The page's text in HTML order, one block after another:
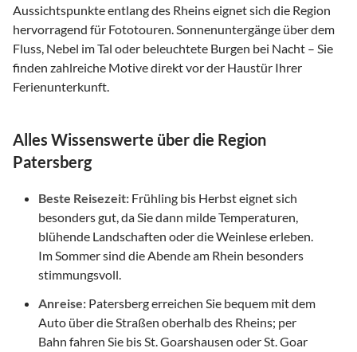
Aussichtspunkte entlang des Rheins eignet sich die Region
hervorragend für Fototouren. Sonnenuntergänge über dem
Fluss, Nebel im Tal oder beleuchtete Burgen bei Nacht – Sie
finden zahlreiche Motive direkt vor der Haustür Ihrer
Ferienunterkunft.
Alles Wissenswerte über die Region
Patersberg
Beste Reisezeit: Frühling bis Herbst eignet sich
besonders gut, da Sie dann milde Temperaturen,
blühende Landschaften oder die Weinlese erleben.
Im Sommer sind die Abende am Rhein besonders
stimmungsvoll.
Anreise: Patersberg erreichen Sie bequem mit dem
Auto über die Straßen oberhalb des Rheins; per
Bahn fahren Sie bis St. Goarshausen oder St. Goar